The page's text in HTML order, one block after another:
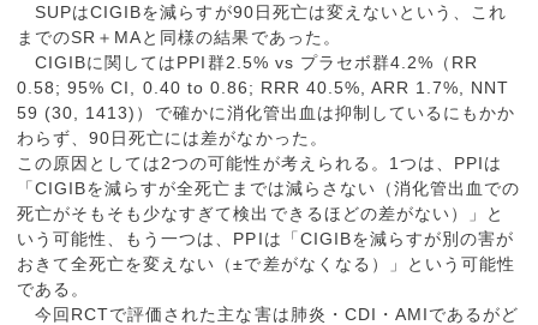
SUPはCIGIBを減らすが90日死亡は変えないという、これ
までのSR＋MAと同様の結果であった。
CIGIBに関してはPPI群2.5% vs プラセボ群4.2%（RR
0.58; 95% CI, 0.40 to 0.86; RRR 40.5%, ARR 1.7%, NNT
59 (30, 1413)）で確かに消化管出血は抑制しているにもかか
わらず、90日死亡には差がなかった。
この原因としては2つの可能性が考えられる。1つは、PPIは
「CIGIBを減らすが全死亡までは減らさない（消化管出血での
死亡がそもそも少なすぎて検出できるほどの差がない）」と
いう可能性、もう一つは、PPIは「CIGIBを減らすが別の害が
おきて全死亡を変えない（±で差がなくなる）」という可能性
である。
今回RCTで評価された主な害は肺炎・CDI・AMIであるがど